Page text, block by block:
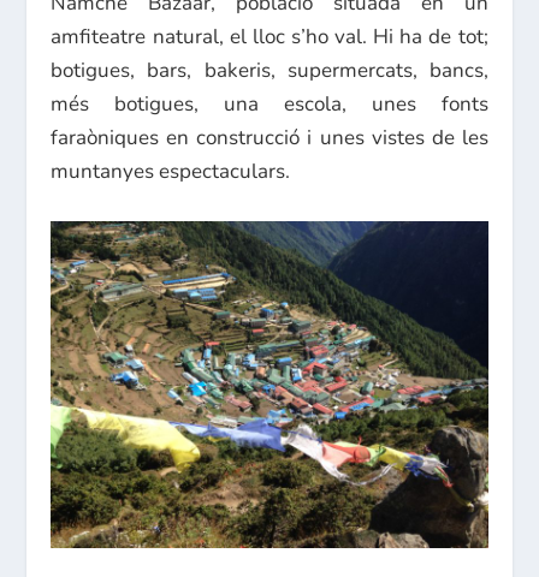
amfiteatre natural, el lloc s’ho val. Hi ha de tot;
botigues, bars, bakeris, supermercats, bancs,
més botigues, una escola, unes fonts
faraòniques en construcció i unes vistes de les
muntanyes espectaculars.